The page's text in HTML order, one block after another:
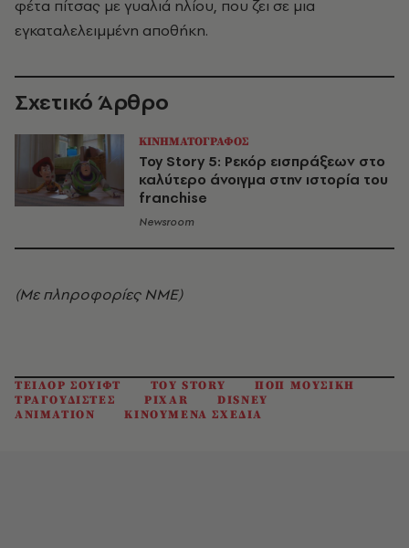
φέτα πίτσας με γυαλιά ηλίου, που ζει σε μια
εγκαταλελειμμένη αποθήκη.
Σχετικό Άρθρο
ΚΙΝΗΜΑΤΟΓΡΑΦΟΣ
Toy Story 5: Ρεκόρ εισπράξεων στο
καλύτερο άνοιγμα στην ιστορία του
franchise
Newsroom
(Με πληροφορίες ΝΜΕ)
ΤΕΙΛΟΡ ΣΟΥΙΦΤ TOY STORY
ΠΟΠ ΜΟΥΣΙΚΗ
ΤΡΑΓΟΥΔΙΣΤΕΣ
PIXAR
DISNEY
ANIMATION
ΚΙΝΟΥΜΕΝΑ ΣΧΕΔΙΑ